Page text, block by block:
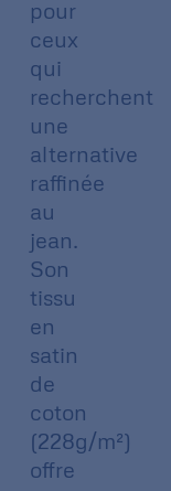
pour
ceux
qui
recherchent
une
alternative
raffinée
au
jean.
Son
tissu
en
satin
de
coton
(228g/m²)
offre